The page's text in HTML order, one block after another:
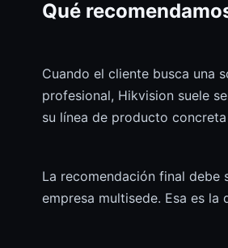
Qué
Cuando el cliente busca una
profesional, Hikvision suele
su línea de producto
La recomendación final debe
empresa multisede. Esa es